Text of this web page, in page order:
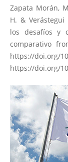
Zapata Morán,
H. & Verástegui
los desafíos y
comparativo
https://doi.org/
https://doi.org/